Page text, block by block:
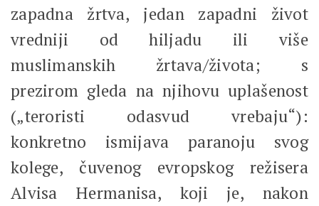
zapadna žrtva, jedan zapadni život
vredniji od hiljadu ili više
muslimanskih žrtava/života; s
prezirom gleda na njihovu uplašenost
(„teroristi odasvud vrebaju“):
konkretno ismijava paranoju svog
kolege, čuvenog evropskog režisera
Alvisa Hermanisa, koji je, nakon